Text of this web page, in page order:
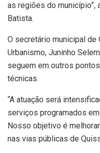
as regiões do
Batista.
O secretário municipal
Urbanismo, Juninho
seguem em outros
técnicas.
“A atuação será
serviços programados
Nosso objetivo é
nas vias públicas de